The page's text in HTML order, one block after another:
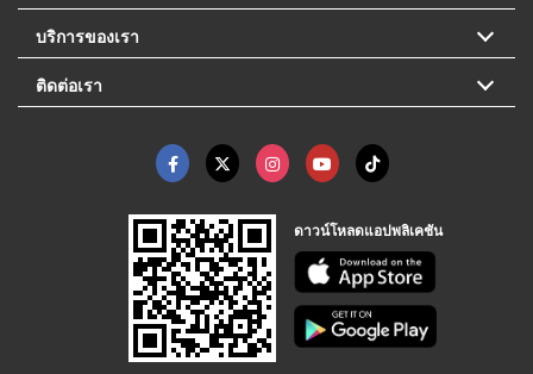
บริการของเรา
ติดต่อเรา
ดาวน์โหลดแอปพลิเคชัน